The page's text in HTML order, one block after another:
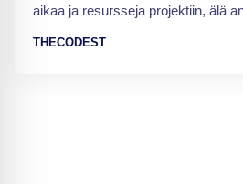
aikaa ja resursseja projektiin, älä
THECODEST